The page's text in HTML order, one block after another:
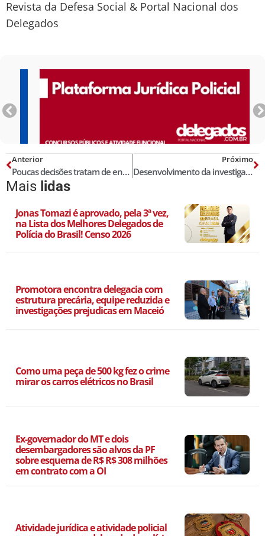
Revista da Defesa Social & Portal Nacional dos
Delegados
Anterior
Poucas decisões tratam de entrega de dados sigilosos ao Ministério Público
Próximo
Desenvolvimento da investigação inicial nos crimes de furtos simples
Mais lidas
Jonas Tomazi é aprovado, pela 3ª vez,
na Lista dos Melhores Delegados de
Polícia do Brasil! Censo 2026
Promotora encontra delegacia com
estrutura precária, equipe reduzida e
investigações prejudicas em Maceió
Como uma peça de 500 kg fez o crime
mirar os carros elétricos no Brasil
Ex-governador do MT e dois
desembargadores são alvos da PF
sobre esquema de R$ R$ 308 milhões
em contrato com a OI
Atividade jurídica e atividade policial